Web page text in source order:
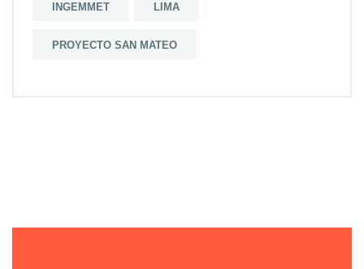
INGEMMET LIMA
PROYECTO SAN MATEO